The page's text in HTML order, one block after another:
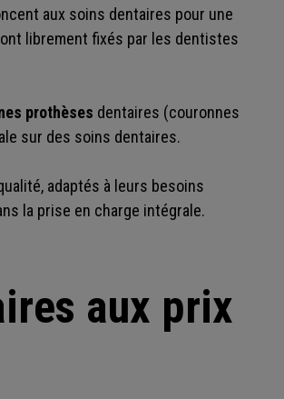
aux soins dentaires pour une
librement fixés par les dentistes
prothèses dentaires (couronnes
sur des soins dentaires.
adaptés à leurs besoins
la prise en charge intégrale.
aux prix